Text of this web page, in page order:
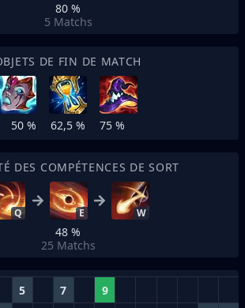
80 %
5 Matchs
DE FIN DE MATCH
50 % 62,5 % 75 %
DES COMPÉTENCES DE SORT
Q E W
48 %
25 Matchs
5 7 9